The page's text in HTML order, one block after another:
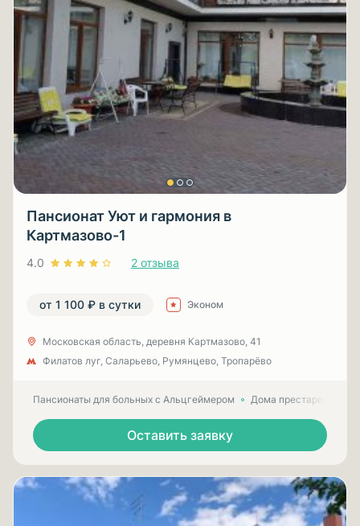
Пансионат Уют и гармония в
Картмазово-1
4.0 2 отзыва
от 1 100 ₽ в сутки Эконом
Московская область, деревня Картмазово, 41
Филатов луг, Саларьево, Румянцево, Тропарёво
Пансионаты для больных с Альцгеймером Дома престарелых
Оставить заявку